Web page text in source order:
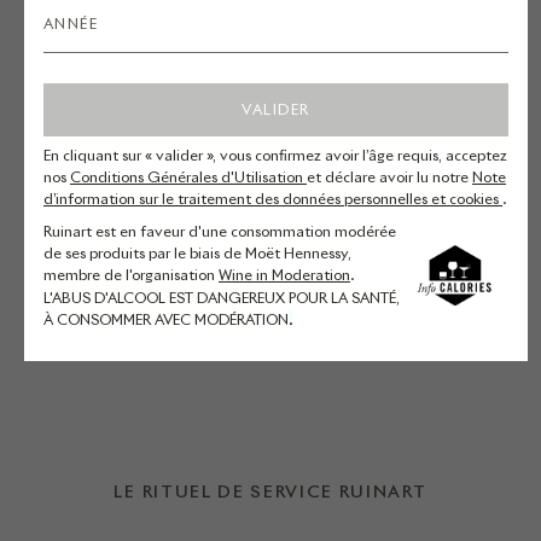
VALIDER
En cliquant sur « valider », vous confirmez avoir l’âge requis, acceptez
nos Conditions Générales d'Utilisation et déclare avoir lu notre Note
d’information sur le traitement des données personnelles et cookies .
Ruinart est en faveur d'une consommation modérée
de ses produits par le biais de Moët Hennessy,
membre de l'organisation Wine in Moderation.
L'ABUS D'ALCOOL EST DANGEREUX POUR LA SANTÉ,
À CONSOMMER AVEC MODÉRATION.
Tarte aux légumes de saison et
fromage de chèvre.
Courgettes jaunes et vertes –
Carottes - Chèvre frais – Ricotta -
Thym
DÉCOUVRIR LA RECETTE
LE RITUEL DE SERVICE RUINART